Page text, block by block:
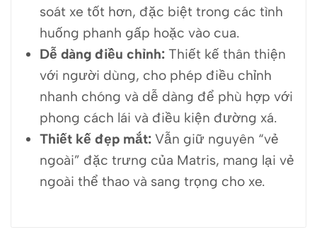
soát xe tốt hơn, đặc biệt trong các tình
huống phanh gấp hoặc vào cua.
Dễ dàng điều chỉnh:Thiết kế thân thiện
với người dùng, cho phép điều chỉnh
nhanh chóng và dễ dàng để phù hợp với
phong cách lái và điều kiện đường xá.
Thiết kế đẹp mắt:Vẫn giữ nguyên “vẻ
ngoài” đặc trưng của Matris, mang lại vẻ
ngoài thể thao và sang trọng cho xe.